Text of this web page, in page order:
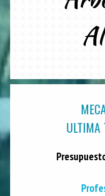
ULTIMA